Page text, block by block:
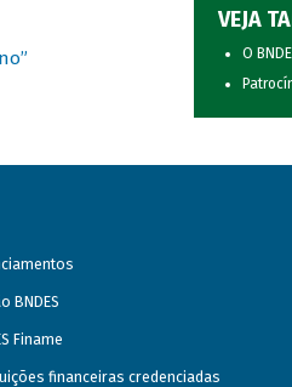
VEJA
O
BNDES
Finame
financeiras credenciadas